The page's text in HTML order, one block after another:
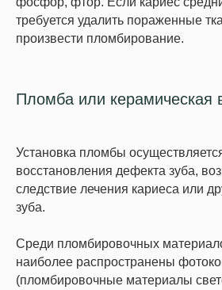
требуется удалить пораженные
произвести пломбирование.
Пломба или керамическая
Установка пломбы
восстановления дефекта зуба,
следствие лечения кариеса или
зуба.
Среди пломбировочных
наиболее распространены
(пломбировочные материалы